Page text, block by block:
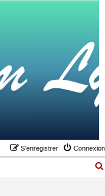
Connexion
S’enregistrer